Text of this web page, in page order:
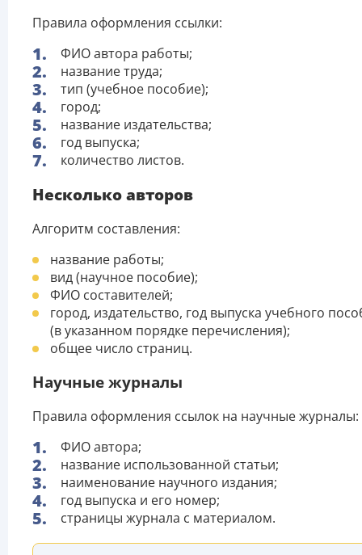
Правила оформления ссылки:
ФИО автора работы;
название труда;
тип (учебное пособие);
город;
название издательства;
год выпуска;
количество листов.
Несколько авторов
Алгоритм составления:
название работы;
вид (научное пособие);
ФИО составителей;
город, издательство, год выпуска учебного
(в указанном порядке перечисления);
общее число страниц.
Научные журналы
Правила оформления ссылок на научные журналы:
ФИО автора;
название использованной статьи;
наименование научного издания;
год выпуска и его номер;
страницы журнала с материалом.